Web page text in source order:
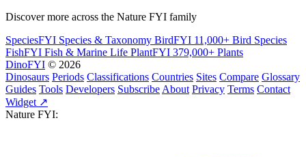
Discover more across the Nature FYI family
SpeciesFYI Species & Taxonomy BirdFYI 11,000+ Bird Species
FishFYI Fish & Marine Life PlantFYI 379,000+ Plants
DinoFYI © 2026
Dinosaurs Periods Classifications Countries Sites Compare Glossary
Guides Tools Developers Subscribe About Privacy Terms Contact
Widget ↗
Nature FYI: